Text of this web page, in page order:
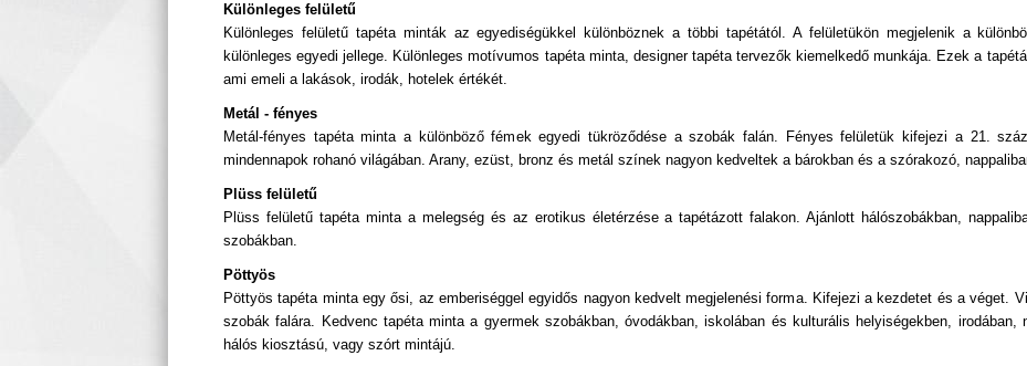
Különleges felületű
Különleges felületű tapéta minták az egyediségükkel különböznek a többi tapétától. A felületükön megjelenik a
különleges egyedi jellege. Különleges motívumos tapéta minta, designer tapéta tervezők kiemelkedő munkája. Ezek a
ami emeli a lakások, irodák, hotelek értékét.
Metál - fényes
Metál-fényes tapéta minta a különböző fémek egyedi tükröződése a szobák falán. Fényes felületük kifejezi a 21.
mindennapok rohanó világában. Arany, ezüst, bronz és metál színek nagyon kedveltek a bárokban és a szórakozó,
Plüss felületű
Plüss felületű tapéta minta a melegség és az erotikus életérzése a tapétázott falakon. Ajánlott hálószobákban,
szobákban.
Pöttyös
Pöttyös tapéta minta egy ősi, az emberiséggel egyidős nagyon kedvelt megjelenési forma. Kifejezi a kezdetet és a véget.
szobák falára. Kedvenc tapéta minta a gyermek szobákban, óvodákban, iskolában és kulturális helyiségekben, irodában,
hálós kiosztású, vagy szórt mintájú.